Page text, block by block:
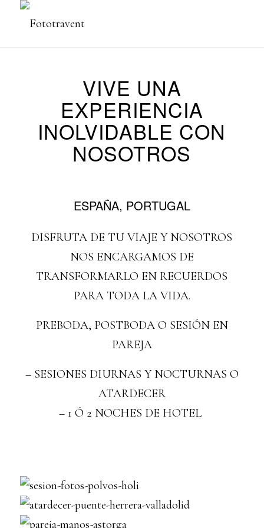
VIVE UNA
EXPERIENCIA
INOLVIDABLE CON
NOSOTROS
ESPAÑA, PORTUGAL
DISFRUTA DE TU VIAJE Y NOSOTROS
NOS ENCARGAMOS DE
TRANSFORMARLO EN RECUERDOS
PARA TODA LA VIDA.
PREBODA, POSTBODA O SESIÓN EN
PAREJA
– SESIONES DIURNAS Y NOCTURNAS O
ATARDECER
– 1 Ó 2 NOCHES DE HOTEL